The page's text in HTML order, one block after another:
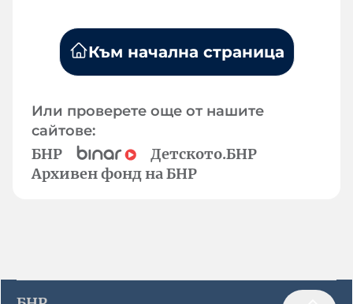
Към начална страница
Или проверете още от нашите
сайтове:
БНР
Детското.БНР
Архивен фонд на БНР